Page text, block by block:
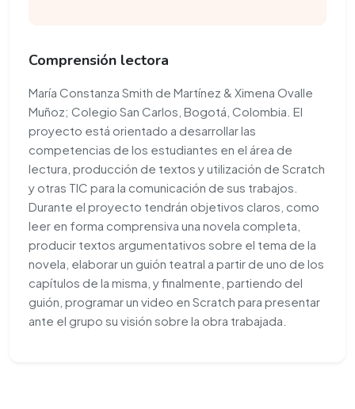
Comprensión lectora
María Constanza Smith de Martínez & Ximena Ovalle
Muñoz; Colegio San Carlos, Bogotá, Colombia. El
proyecto está orientado a desarrollar las
competencias de los estudiantes en el área de
lectura, producción de textos y utilización de Scratch
y otras TIC para la comunicación de sus trabajos.
Durante el proyecto tendrán objetivos claros, como
leer en forma comprensiva una novela completa,
producir textos argumentativos sobre el tema de la
novela, elaborar un guión teatral a partir de uno de los
capítulos de la misma, y finalmente, partiendo del
guión, programar un video en Scratch para presentar
ante el grupo su visión sobre la obra trabajada.